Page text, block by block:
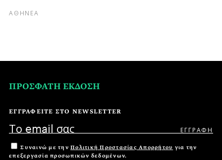
ΑΘΗΝΕΑ
ΠΡΟΣΦΑΤΗ ΕΚΔΟΣΗ
ΕΓΓΡΑΦΕΙΤΕ ΣΤΟ NEWSLETTER
Συναινώ με την Πολιτική Προστασίας Απορρήτου για την
επεξεργασία προσωπικών δεδομένων.